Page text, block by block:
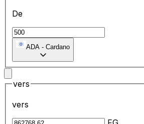
De
ADA - Cardano
vers
vers